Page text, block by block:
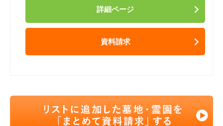
詳細ページ
資料請求